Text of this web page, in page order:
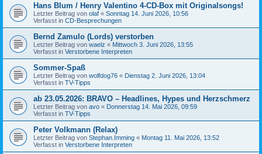
Hans Blum / Henry Valentino 4-CD-Box mit Originalsongs!
Letzter Beitrag von olaf « Sonntag 14. Juni 2026, 10:56
Verfasst in CD-Besprechungen
Bernd Zamulo (Lords) verstorben
Letzter Beitrag von waelz « Mittwoch 3. Juni 2026, 13:55
Verfasst in Verstorbene Interpreten
Sommer-Spaß
Letzter Beitrag von wolfdog76 « Dienstag 2. Juni 2026, 13:04
Verfasst in TV-Tipps
ab 23.05.2026: BRAVO – Headlines, Hypes und Herzschmerz
Letzter Beitrag von avo « Donnerstag 14. Mai 2026, 09:59
Verfasst in TV-Tipps
Peter Volkmann (Relax)
Letzter Beitrag von Stephan.Imming « Montag 11. Mai 2026, 13:52
Verfasst in Verstorbene Interpreten